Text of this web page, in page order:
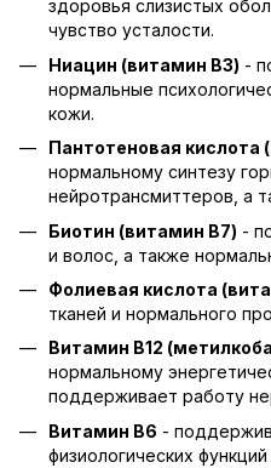
здоровья слизистых
чувство усталости.
Ниацин (витамин B3) -
нормальные
кожи.
Пантотеновая кислота
нормальному синтезу
нейротрансмиттеров, а
Биотин (витамин B7) -
и волос, а также
Фолиевая кислота
тканей и нормального
Витамин B12
нормальному
поддерживает работу
Витамин B6 -
физиологических